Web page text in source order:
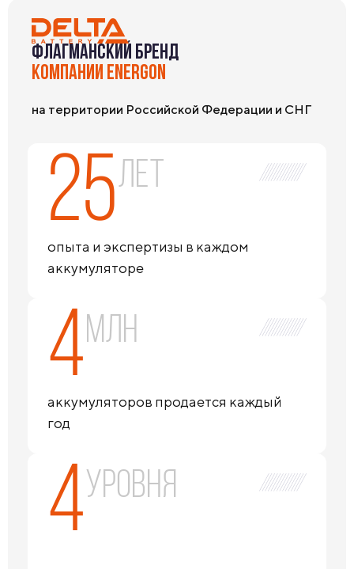
ФЛАГМАНСКИЙ БРЕНД
КОМПАНИИ ENERGON
на территории Российской Федерации и СНГ
25лет
опыта и экспертизы в каждом
аккумуляторе
4млн
аккумуляторов продается каждый
год
4уровня